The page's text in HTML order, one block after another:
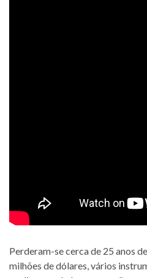
Perderam-se cerca de 25 anos
milhões de dólares, vários